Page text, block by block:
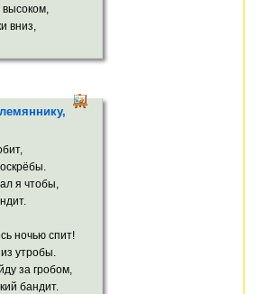
зароюсь.
терплю,
коплю.
высоком,
вниз,
возник
смеётся.
я чтобы,
ночью спит!
утробы.
за гробом,
бандит.